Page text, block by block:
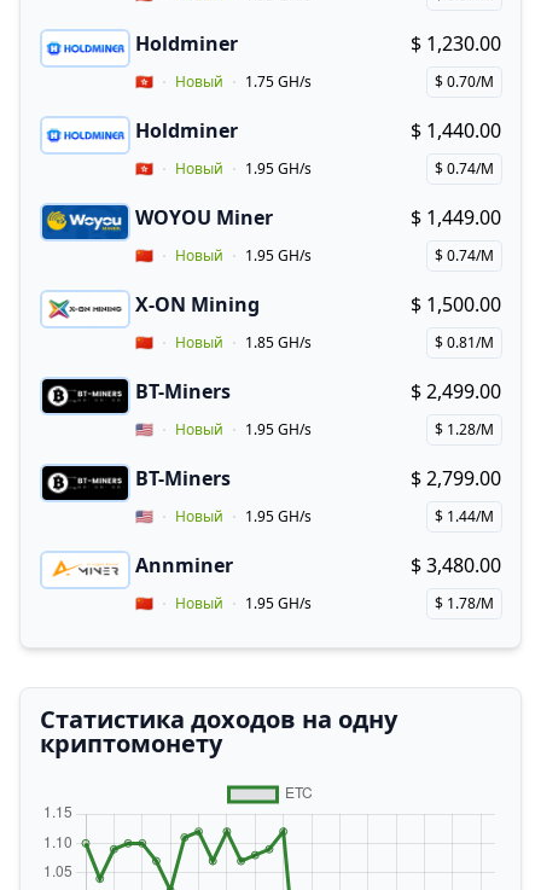
Price per hash!
Holdminer Buy now!
$ 1,230.00
Price per hash!
$ 0.70/M
Vendor Country
🇭🇰 Новый 1.75 GH/s
Holdminer Buy now!
$ 1,440.00
Price per hash!
$ 0.74/M
Vendor Country
🇭🇰 Новый 1.95 GH/s
WOYOU Miner Buy now!
$ 1,449.00
Price per hash!
$ 0.74/M
Vendor Country
🇨🇳 Новый 1.95 GH/s
X-ON Mining Buy now!
$ 1,500.00
Price per hash!
$ 0.81/M
Vendor Country
🇨🇳 Новый 1.85 GH/s
BT-Miners Buy now!
$ 2,499.00
Price per hash!
$ 1.28/M
Vendor Country
🇺🇸 Новый 1.95 GH/s
BT-Miners Buy now!
$ 2,799.00
Price per hash!
$ 1.44/M
Vendor Country
🇺🇸 Новый 1.95 GH/s
Annminer Buy now!
$ 3,480.00
Price per hash!
$ 1.78/M
Coupon for Annminer
Vendor Country
🇨🇳 Новый 1.95 GH/s
Статистика доходов на одну
криптомонету